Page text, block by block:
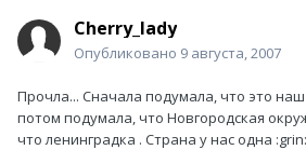
Cherry_lady
Опубликовано 9 августа, 2007
Прочла... Сначала подумала, что это
потом подумала, что Новгородская
что ленинградка . Страна у нас одна :grin: